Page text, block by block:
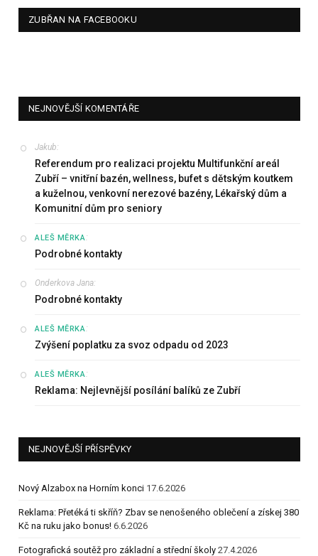
ZUBŘAN NA FACEBOOKU
NEJNOVĚJŠÍ KOMENTÁŘE
Jakub:
Referendum pro realizaci projektu Multifunkční areál
Zubří – vnitřní bazén, wellness, bufet s dětským koutkem
a kuželnou, venkovní nerezové bazény, Lékařský dům a
Komunitní dům pro seniory
ALEŠ MĚRKA:
Podrobné kontakty
Onderkova Jana:
Podrobné kontakty
ALEŠ MĚRKA:
Zvýšení poplatku za svoz odpadu od 2023
ALEŠ MĚRKA:
Reklama: Nejlevnější posílání balíků ze Zubří
NEJNOVĚJŠÍ PŘÍSPĚVKY
Nový Alzabox na Horním konci 17.6.2026
Reklama: Přetéká ti skříň? Zbav se nenošeného oblečení a získej 380
Kč na ruku jako bonus! 6.6.2026
Fotografická soutěž pro základní a střední školy 27.4.2026